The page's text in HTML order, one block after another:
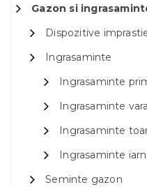
Gazon si
Dispozitive
Ingrasaminte
Ingrasaminte
Ingrasaminte vara
Ingrasaminte
Ingrasaminte
Seminte gazon